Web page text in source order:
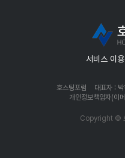
서비스 이
호스팅포럼 대표자 : 박
개인정보책임자(
Copyright ©